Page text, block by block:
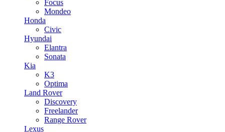
Focus
Mondeo
Honda
Civic
Hyundai
Elantra
Sonata
Kia
K3
Optima
Land Rover
Discovery
Freelander
Range Rover
Lexus